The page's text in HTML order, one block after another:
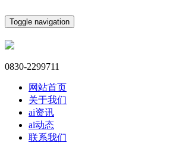
Toggle navigation
0830-2299711
网站首页
关于我们
ai资讯
ai动态
联系我们